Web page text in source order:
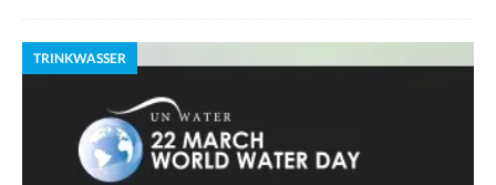
TRINKWASSER